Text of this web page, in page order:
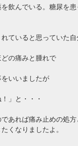
飲んでいる。糖尿を
ていると思っていた自
の痛みと腫れで
いいましたが
」と・・・
あれば痛み止めの処
くなりましたよ。